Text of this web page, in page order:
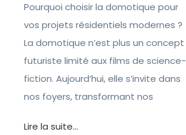
Pourquoi choisir la domotique pour
vos projets résidentiels modernes ?
La domotique n’est plus un concept
futuriste limité aux films de science-
fiction. Aujourd’hui, elle s’invite dans
nos foyers, transformant nos
Lire la suite...